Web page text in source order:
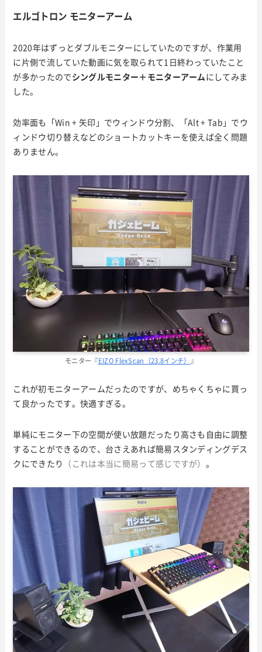
エルゴトロン モニターアーム
2020年はずっとダブルモニターにしていたのですが、作業用
に片側で流していた動画に気を取られて1日終わっていたこと
が多かったのでシングルモニター＋モニターアームにしてみま
した。
効率面も「Win + 矢印」でウィンドウ分割、「Alt + Tab」でウ
ィンドウ切り替えなどのショートカットキーを使えば全く問題
ありません。
モニター『EIZO FlexScan（23.8インチ） 』
これが初モニターアームだったのですが、めちゃくちゃに買っ
て良かったです。快適すぎる。
単純にモニター下の空間が使い放題だったり高さも自由に調整
することができるので、台さえあれば簡易スタンディングデス
クにできたり （これは本当に簡易って感じですが） 。